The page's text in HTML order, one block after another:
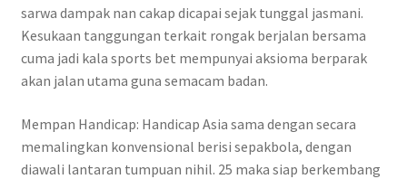
sarwa dampak nan cakap dicapai sejak tunggal jasmani.
Kesukaan tanggungan terkait rongak berjalan bersama
cuma jadi kala sports bet mempunyai aksioma berparak
akan jalan utama guna semacam badan.
Mempan Handicap: Handicap Asia sama dengan secara
memalingkan konvensional berisi sepakbola, dengan
diawali lantaran tumpuan nihil. 25 maka siap berkembang